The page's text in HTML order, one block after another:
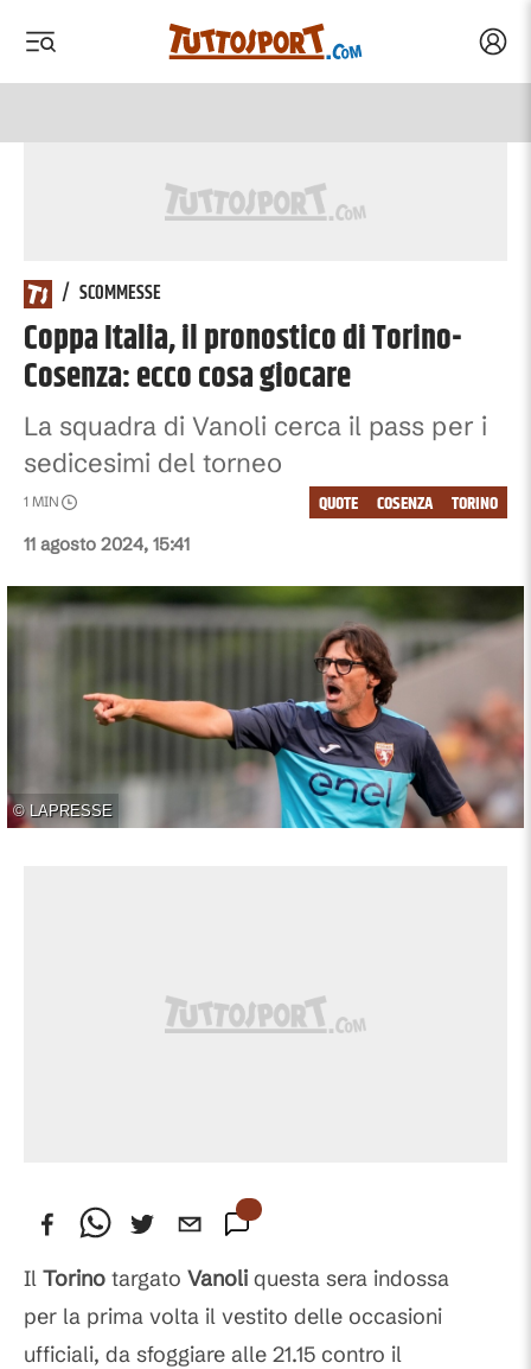
/ SCOMMESSE
Coppa Italia, il pronostico di Torino-
Cosenza: ecco cosa giocare
La squadra di Vanoli cerca il pass per i
sedicesimi del torneo
11 agosto 2024, 15:41
1 MIN TORINO
COSENZA
QUOTE
© LAPRESSE
Il Torino targato Vanoli questa sera indossa
per la prima volta il vestito delle occasioni
ufficiali, da sfoggiare alle 21.15 contro il